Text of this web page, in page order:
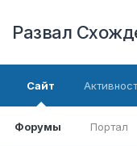
Развал
Сайт
Форумы Портал